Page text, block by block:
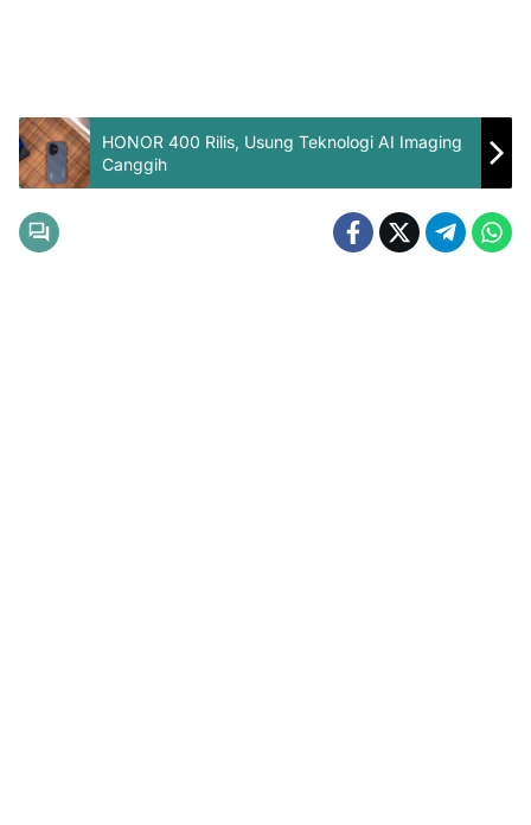
HONOR 400 Rilis, Usung Teknologi AI Imaging
Canggih